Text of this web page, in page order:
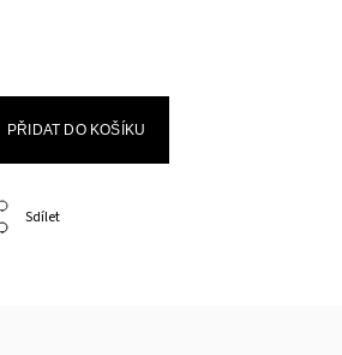
PŘIDAT DO KOŠÍKU
Sdílet